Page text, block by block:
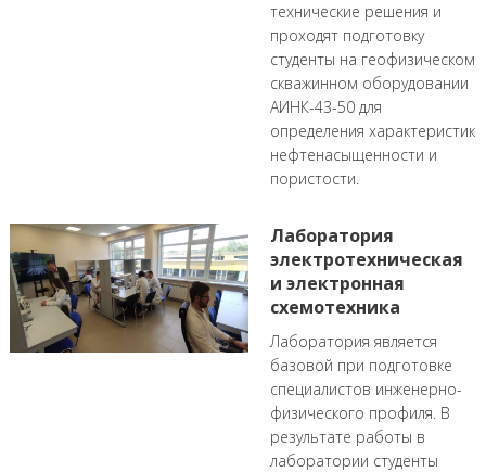
технические решения и
проходят подготовку
студенты на геофизическом
скважинном оборудовании
АИНК-43-50 для
определения характеристик
нефтенасыщенности и
пористости.
Лаборатория
электротехническая
и электронная
схемотехника
Лаборатория является
базовой при подготовке
специалистов инженерно-
физического профиля. В
результате работы в
лаборатории студенты